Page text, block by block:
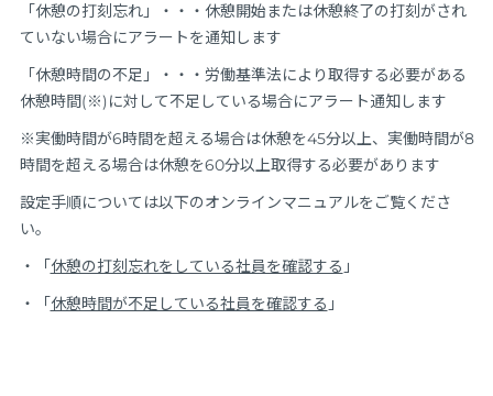
「休憩の打刻忘れ」・・・休憩開始または休憩終了の打刻がされ
ていない場合にアラートを通知します
「休憩時間の不足」・・・労働基準法により取得する必要がある
休憩時間(※)に対して不足している場合にアラート通知します
※実働時間が6時間を超える場合は休憩を45分以上、実働時間が8
時間を超える場合は休憩を60分以上取得する必要があります
設定手順については以下のオンラインマニュアルをご覧くださ
い。
・「休憩の打刻忘れをしている社員を確認する 」
・「休憩時間が不足している社員を確認する 」